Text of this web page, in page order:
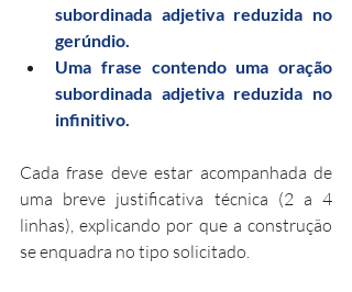
subordinada adjetiva reduzida no
gerúndio.
Uma frase contendo uma oração
subordinada adjetiva reduzida no
infinitivo.
Cada frase deve estar acompanhada de
uma breve justificativa técnica (2 a 4
linhas), explicando por que a construção
se enquadra no tipo solicitado.